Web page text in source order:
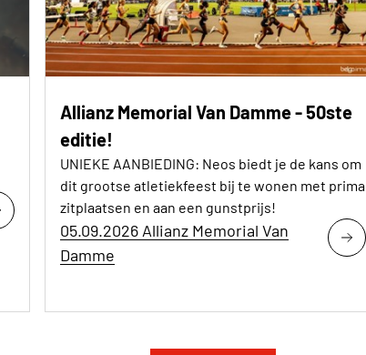
Allianz Memorial Van Damme - 50ste
editie!
UNIEKE AANBIEDING: Neos biedt je de kans om
dit grootse atletiekfeest bij te wonen met prima
zitplaatsen en aan een gunstprijs!
05.09.2026 Allianz Memorial Van
Damme